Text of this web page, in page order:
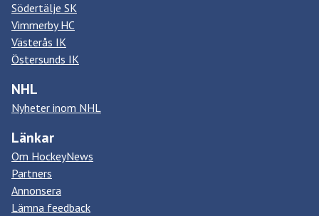
Södertälje SK
Vimmerby HC
Västerås IK
Östersunds IK
NHL
Nyheter inom NHL
Länkar
Om HockeyNews
Partners
Annonsera
Lämna feedback